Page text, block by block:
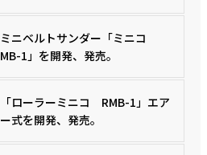
ミニベルトサンダー「ミニコ
MB-1」を開発、発売。
「ローラーミニコ RMB-1」エア
ー式を開発、発売。